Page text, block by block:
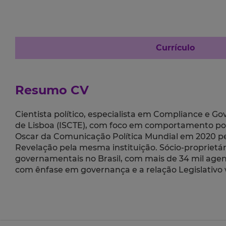
Currículo
Resumo CV
Cientista político, especialista em Compliance e
de Lisboa (ISCTE), com foco em comportamento
Oscar da Comunicação Política Mundial em 2020
Revelação pela mesma instituição. Sócio-
governamentais no Brasil, com mais de 34 mil
com ênfase em governança e a relação